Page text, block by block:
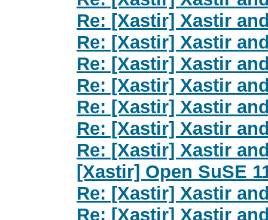
Re: [Xastir] Xastir
Re: [Xastir] Xastir
Re: [Xastir] Xastir
Re: [Xastir] Xastir
Re: [Xastir] Xastir
Re: [Xastir] Xastir
Re: [Xastir] Xastir
[Xastir] Open SuSE
Re: [Xastir] Xastir
Re: [Xastir] Xastir